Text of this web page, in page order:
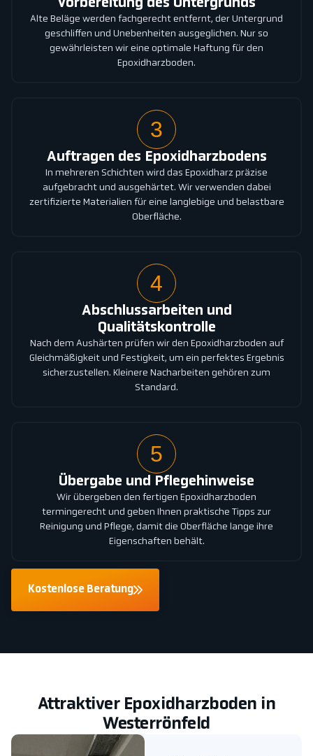
Vorbereitung des Untergrunds
Alte Beläge werden fachgerecht entfernt, der Untergrund
geschliffen und Unebenheiten ausgeglichen. Nur so
gewährleisten wir eine optimale Haftung für den
Epoxidharzboden.
3
Auftragen des Epoxidharzbodens
In mehreren Schichten wird das Epoxidharz präzise
aufgebracht und ausgehärtet. Wir verwenden dabei
zertifizierte Materialien für eine langlebige und belastbare
Oberfläche.
4
Abschlussarbeiten und
Qualitätskontrolle
Nach dem Aushärten prüfen wir den Epoxidharzboden auf
Gleichmäßigkeit und Festigkeit, um ein perfektes Ergebnis
sicherzustellen. Kleinere Nacharbeiten gehören zum
Standard.
5
Übergabe und Pflegehinweise
Wir übergeben den fertigen Epoxidharzboden
termingerecht und geben Ihnen praktische Tipps zur
Reinigung und Pflege, damit die Oberfläche lange ihre
Eigenschaften behält.
Kostenlose Beratung
Attraktiver Epoxidharzboden in
Westerrönfeld